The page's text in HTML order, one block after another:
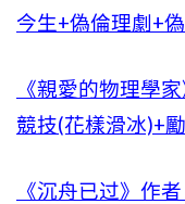
今生+偽倫理劇+
《親愛的物理學
競技(花樣滑冰)+勵
《沉舟已过》作